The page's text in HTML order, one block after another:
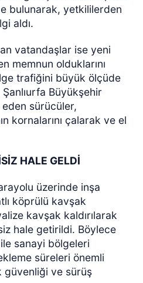
bulunarak, yetkililerden
aldı.
vatandaşlar ise yeni
memnun olduklarını
trafiğini büyük ölçüde
Şanlıurfa Büyükşehir
eden sürücüler,
kornalarını çalarak ve el
HALE GELDİ
üzerinde inşa
köprülü kavşak
kavşak kaldırılarak
hale getirildi. Böylece
sanayi bölgeleri
süreleri önemli
güvenliği ve sürüş